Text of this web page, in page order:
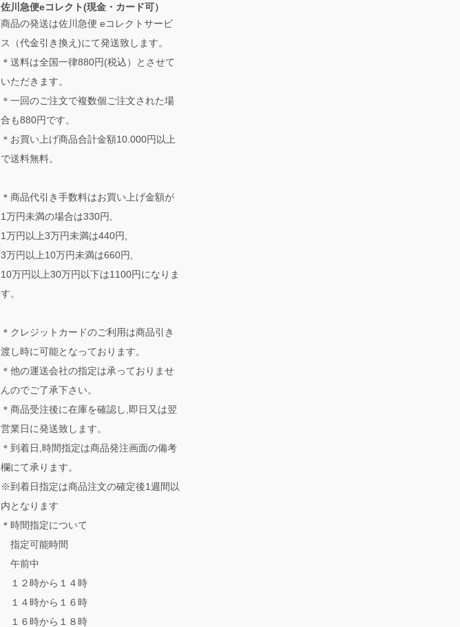
佐川急便eコレクト(現金・カード可）
商品の発送は佐川急便 eコレクトサービ
ス（代金引き換え)にて発送致します。
＊送料は全国一律880円(税込）とさせて
いただきます。
＊一回のご注文で複数個ご注文された場
合も880円です。
＊お買い上げ商品合計金額10.000円以上
で送料無料。
＊商品代引き手数料はお買い上げ金額が
1万円未満の場合は330円,
1万円以上3万円未満は440円,
3万円以上10万円未満は660円,
10万円以上30万円以下は1100円になりま
す。
＊クレジットカードのご利用は商品引き
渡し時に可能となっております。
＊他の運送会社の指定は承っておりませ
んのでご了承下さい。
＊商品受注後に在庫を確認し,即日又は翌
営業日に発送致します。
＊到着日,時間指定は商品発注画面の備考
欄にて承ります。
※到着日指定は商品注文の確定後1週間以
内となります
＊時間指定について
指定可能時間
午前中
１２時から１４時
１４時から１６時
１６時から１８時